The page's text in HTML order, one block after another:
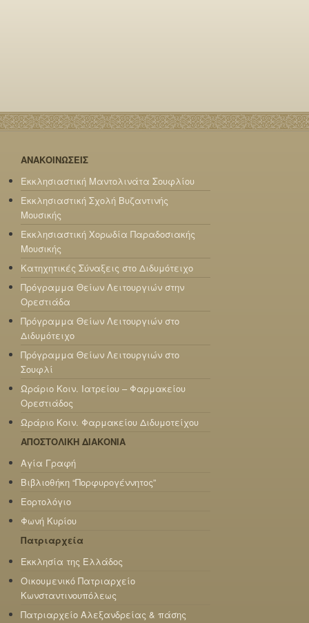
ΑΝΑΚΟΙΝΩΣΕΙΣ
Εκκλησιαστική Μαντολινάτα Σουφλίου
Εκκλησιαστική Σχολή Βυζαντινής
Μουσικής
Εκκλησιαστική Χορωδία Παραδοσιακής
Μουσικής
Κατηχητικές Σύναξεις στο Διδυμότειχο
Πρόγραμμα Θείων Λειτουργιών στην
Ορεστιάδα
Πρόγραμμα Θείων Λειτουργιών στο
Διδυμότειχο
Πρόγραμμα Θείων Λειτουργιών στο
Σουφλί
Ωράριο Κοιν. Ιατρείου – Φαρμακείου
Ορεστιάδος
Ωράριο Κοιν. Φαρμακείου Διδυμοτείχου
ΑΠΟΣΤΟΛΙΚΗ ΔΙΑΚΟΝΙΑ
Αγία Γραφή
Βιβλιοθήκη “Πορφυρογέννητος”
Εορτολόγιο
Φωνή Κυρίου
Πατριαρχεία
Εκκλησία της Ελλάδος
Οικουμενικό Πατριαρχείο
Κωνσταντινουπόλεως
Πατριαρχείο Αλεξανδρείας & πάσης